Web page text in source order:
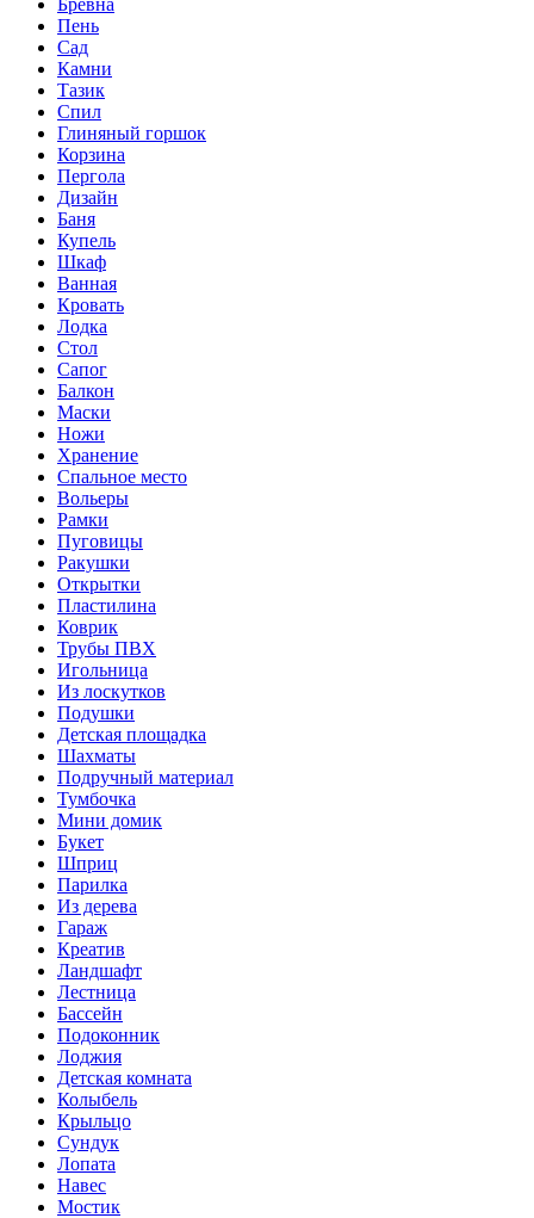
Пень
Сад
Камни
Тазик
Спил
Глиняный горшок
Корзина
Пергола
Дизайн
Баня
Купель
Шкаф
Ванная
Кровать
Лодка
Стол
Сапог
Балкон
Маски
Ножи
Хранение
Спальное место
Вольеры
Рамки
Пуговицы
Ракушки
Открытки
Пластилина
Коврик
Трубы ПВХ
Игольница
Из лоскутков
Подушки
Детская площадка
Шахматы
Подручный материал
Тумбочка
Мини домик
Букет
Шприц
Парилка
Из дерева
Гараж
Креатив
Ландшафт
Лестница
Бассейн
Подоконник
Лоджия
Детская комната
Колыбель
Крыльцо
Сундук
Лопата
Навес
Мостик